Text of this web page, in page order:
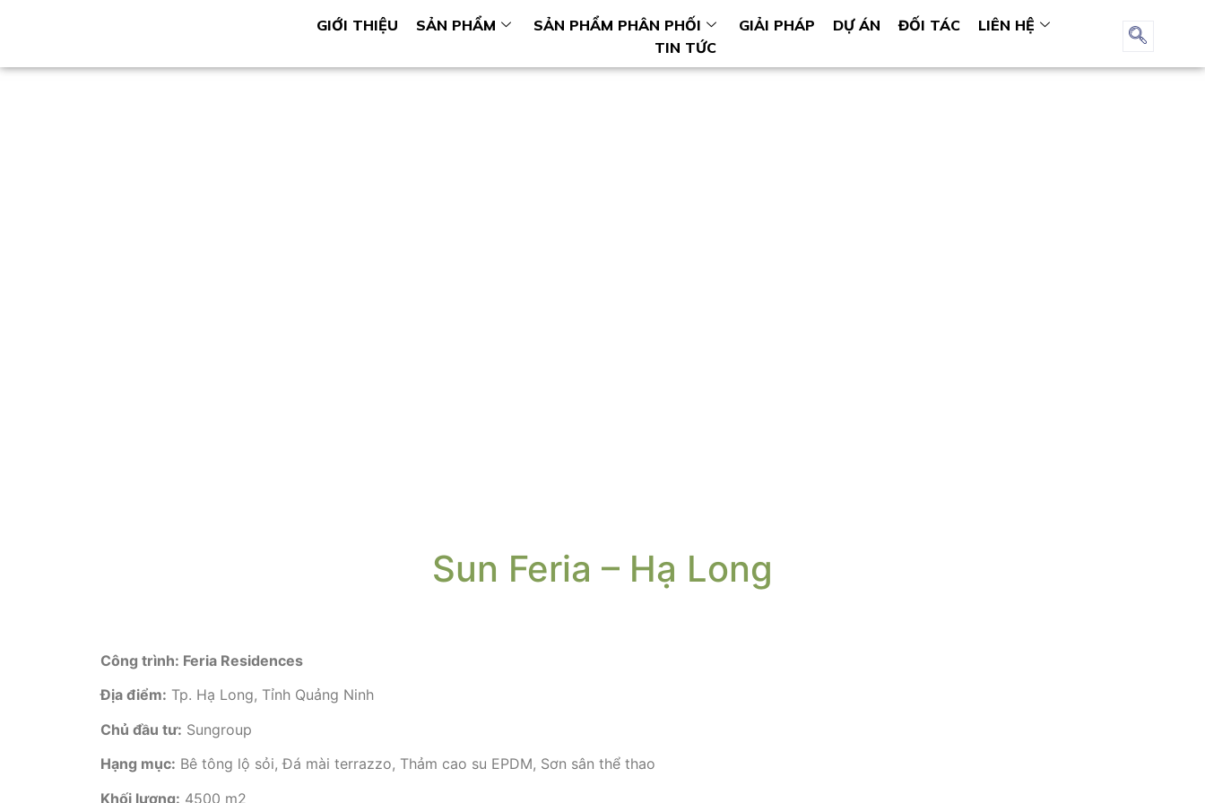
GIỚI THIỆU SẢN PHẨM SẢN PHẨM PHÂN PHỐI GIẢI PHÁP DỰ ÁN ĐỐI TÁC
LIÊN HỆ
TIN TỨC
Sun Feria – Hạ Long
Công trình: Feria Residences
Địa điểm: Tp. Hạ Long, Tỉnh Quảng Ninh
Chủ đầu tư: Sungroup
Hạng mục: Bê tông lộ sỏi, Đá mài terrazzo, Thảm cao su EPDM, Sơn sân thể thao
Khối lượng: 4500 m2